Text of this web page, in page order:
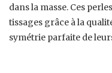
dans la masse. Ces
tissages grâce à la
symétrie parfaite de